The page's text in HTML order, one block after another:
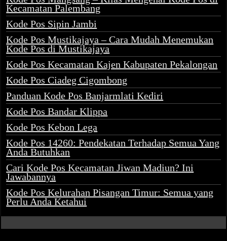
Kecamatan Palembang
Kode Pos Sipin Jambi
Kode Pos Mustikajaya – Cara Mudah Menemukan
Kode Pos di Mustikajaya
Kode Pos Kecamatan Kajen Kabupaten Pekalongan
Kode Pos Ciadeg Cigombong
Panduan Kode Pos Banjarmlati Kediri
Kode Pos Bandar Klippa
Kode Pos Kebon Lega
Kode Pos 14260: Pendekatan Terhadap Semua Yang
Anda Butuhkan
Cari Kode Pos Kecamatan Jiwan Madiun? Ini
Jawabannya
Kode Pos Kelurahan Pisangan Timur: Semua yang
Perlu Anda Ketahui